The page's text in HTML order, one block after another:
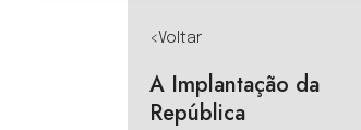
<Voltar
A Implantação da
República